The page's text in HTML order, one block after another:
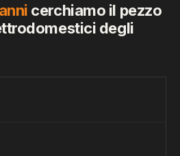
cerchiamo il pezzo
degli